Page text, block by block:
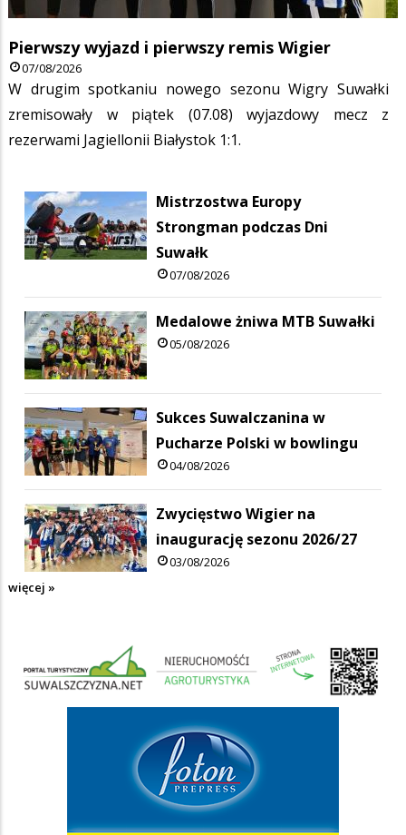
Pierwszy wyjazd i pierwszy remis Wigier
07/08/2026
W drugim spotkaniu nowego sezonu Wigry Suwałki
zremisowały w piątek (07.08) wyjazdowy mecz z
rezerwami Jagiellonii Białystok 1:1.
Mistrzostwa Europy
Strongman podczas Dni
Suwałk
07/08/2026
Medalowe żniwa MTB Suwałki
05/08/2026
Sukces Suwalczanina w
Pucharze Polski w bowlingu
04/08/2026
Zwycięstwo Wigier na
inaugurację sezonu 2026/27
03/08/2026
więcej »